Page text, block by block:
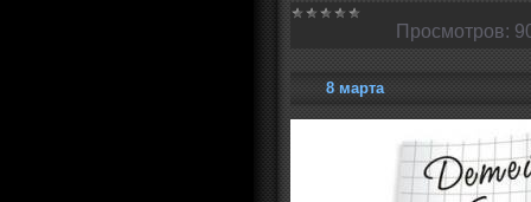
Просмотров:
8 марта